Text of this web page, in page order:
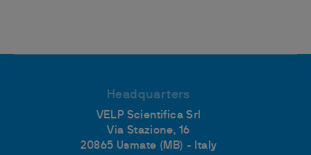
Headquarters
VELP Scientifica Srl
Via Stazione, 16
20865 Usmate (MB) - Italy